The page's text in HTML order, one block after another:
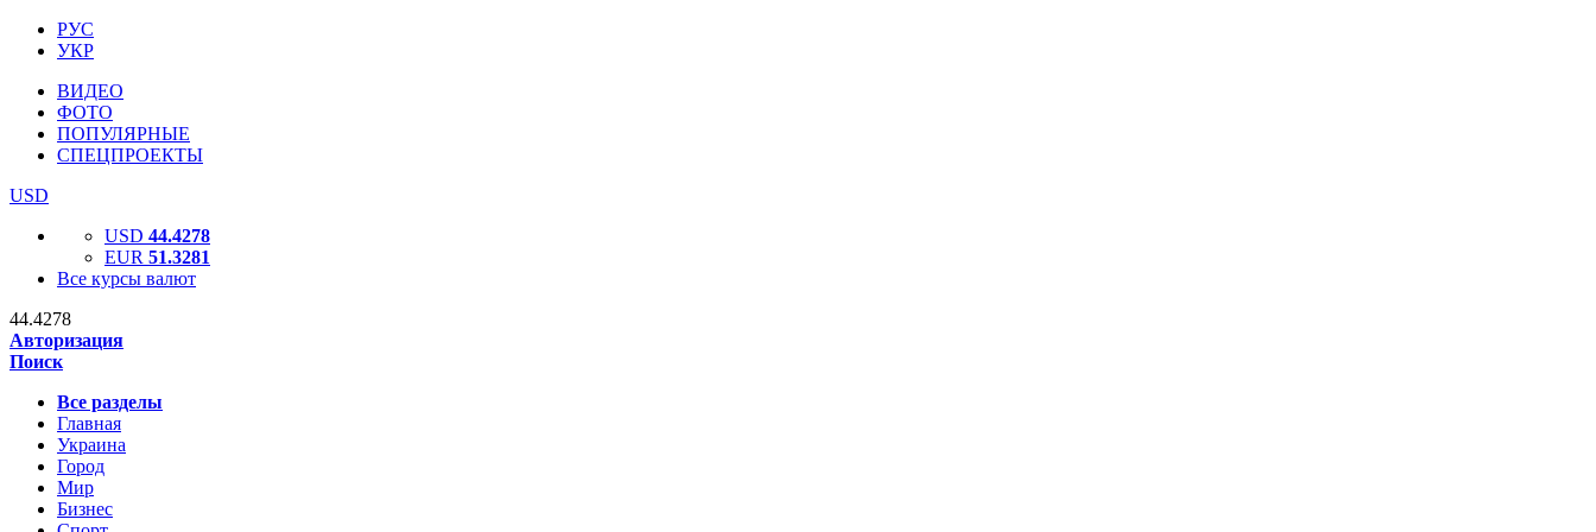
РУС
УКР
ВИДЕО
ФОТО
ПОПУЛЯРНЫЕ
СПЕЦПРОЕКТЫ
USD
USD 44.4278
EUR 51.3281
Все курсы валют
44.4278
Авторизация
Поиск
Все разделы
Главная
Украина
Город
Мир
Бизнес